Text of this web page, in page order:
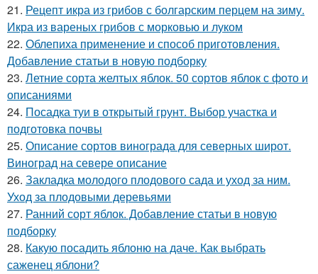
21. Рецепт икра из грибов с болгарским перцем на зиму.
Икра из вареных грибов с морковью и луком
22. Облепиха применение и способ приготовления.
Добавление статьи в новую подборку
23. Летние сорта желтых яблок. 50 сортов яблок с фото и
описаниями
24. Посадка туи в открытый грунт. Выбор участка и
подготовка почвы
25. Описание сортов винограда для северных широт.
Виноград на севере описание
26. Закладка молодого плодового сада и уход за ним.
Уход за плодовыми деревьями
27. Ранний сорт яблок. Добавление статьи в новую
подборку
28. Какую посадить яблоню на даче. Как выбрать
саженец яблони?